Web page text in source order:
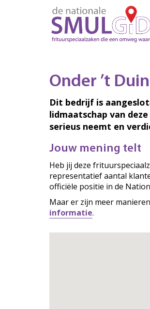
Onder ’t
Dit bedrijf is
lidmaatschap van
serieus neemt en
Jouw mening telt
Heb jij deze
representatief aantal
officiële positie in de
Maar er zijn meer
informatie.